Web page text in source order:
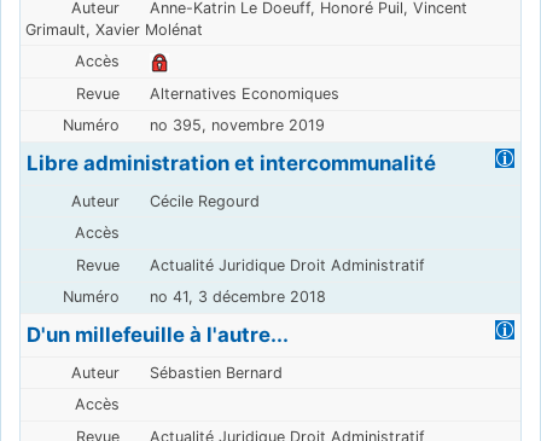
Anne-Katrin Le Doeuff, Honoré Puil, Vincent
Grimault, Xavier Molénat
Alternatives Economiques
no 395, novembre 2019
Libre administration et intercommunalité
Cécile Regourd
Actualité Juridique Droit Administratif
no 41, 3 décembre 2018
D'un millefeuille à l'autre...
Sébastien Bernard
Actualité Juridique Droit Administratif